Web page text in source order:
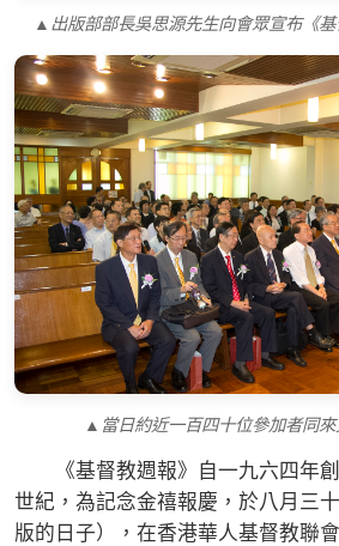
▲出版部部長吳思源先生向會眾宣布《基
▲當日約近一百四十位參加者同來
《基督教週報》自一九六四年創
世紀，為記念金禧報慶，於八月三
版的日子），在香港華人基督教聯